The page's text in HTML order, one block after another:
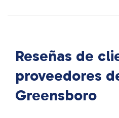
Reseñas de
proveedores
Greensboro